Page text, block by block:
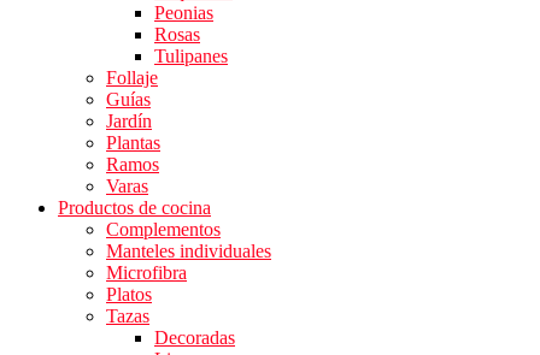
Peonias
Rosas
Tulipanes
Follaje
Guías
Jardín
Plantas
Ramos
Varas
Productos de cocina
Complementos
Manteles individuales
Microfibra
Platos
Tazas
Decoradas